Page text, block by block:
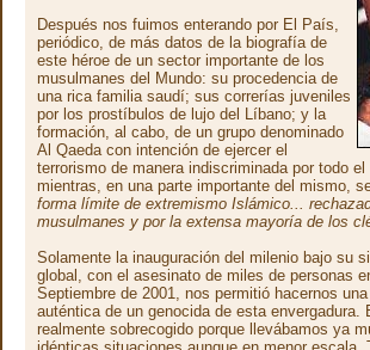
Después nos fuimos enterando por El País,
periódico, de más datos de la biografía de
este héroe de un sector importante de los
musulmanes del Mundo: su procedencia de
una rica familia saudí; sus correrías juveniles
por los prostíbulos de lujo del Líbano; y la
formación, al cabo, de un grupo denominado
Al Qaeda con intención de ejercer el
terrorismo de manera indiscriminada por todo
mientras, en una parte importante del mismo,
forma límite de extremismo Islámico...
musulmanes y por la extensa mayoría de los
Solamente la inauguración del milenio bajo su
global, con el asesinato de miles de personas
Septiembre de 2001, nos permitió hacernos
auténtica de un genocida de esta
realmente sobrecogido porque llevábamos ya